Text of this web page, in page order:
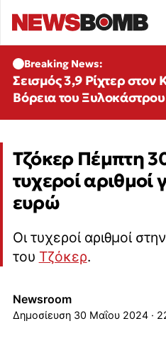
Breaking News:
Σεισμός 3,9 Ρίχτερ στον
Βόρεια του Ξυλοκάστρου
Τζόκερ Πέμπτη
τυχεροί αριθμοί
ευρώ
Οι τυχεροί αριθμοί
του Τζόκερ.
Newsroom
30 Μαΐου 2024 ·